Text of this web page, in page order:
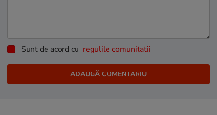
Sunt de acord cu regulile comunitatii